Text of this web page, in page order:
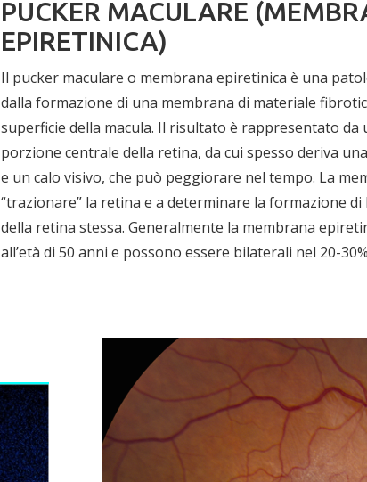
PUCKER MACULARE
EPIRETINICA)
Il pucker maculare o membrana epiretinica è una
dalla formazione di una membrana di materiale
superficie della macula. Il risultato è rappresentato da
porzione centrale della retina, da cui spesso deriva
e un calo visivo, che può peggiorare nel tempo. La
“trazionare” la retina e a determinare la formazione di
della retina stessa. Generalmente la membrana
all’età di 50 anni e possono essere bilaterali nel 20-